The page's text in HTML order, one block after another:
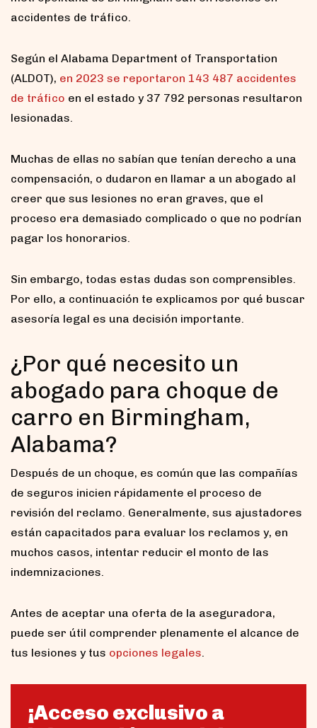
accidentes de tráfico.
Según el Alabama Department of Transportation
(ALDOT), en 2023 se reportaron 143 487 accidentes
de tráfico en el estado y 37 792 personas resultaron
lesionadas.
Muchas de ellas no sabían que tenían derecho a una
compensación, o dudaron en llamar a un abogado al
creer que sus lesiones no eran graves, que el
proceso era demasiado complicado o que no podrían
pagar los honorarios.
Sin embargo, todas estas dudas son comprensibles.
Por ello, a continuación te explicamos por qué buscar
asesoría legal es una decisión importante.
¿Por qué necesito un
abogado para choque de
carro en Birmingham,
Alabama?
Después de un choque, es común que las compañías
de seguros inicien rápidamente el proceso de
revisión del reclamo. Generalmente, sus ajustadores
están capacitados para evaluar los reclamos y, en
muchos casos, intentar reducir el monto de las
indemnizaciones.
Antes de aceptar una oferta de la aseguradora,
puede ser útil comprender plenamente el alcance de
tus lesiones y tus opciones legales.
¡Acceso exclusivo a